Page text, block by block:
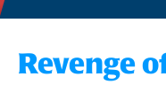
Revenge